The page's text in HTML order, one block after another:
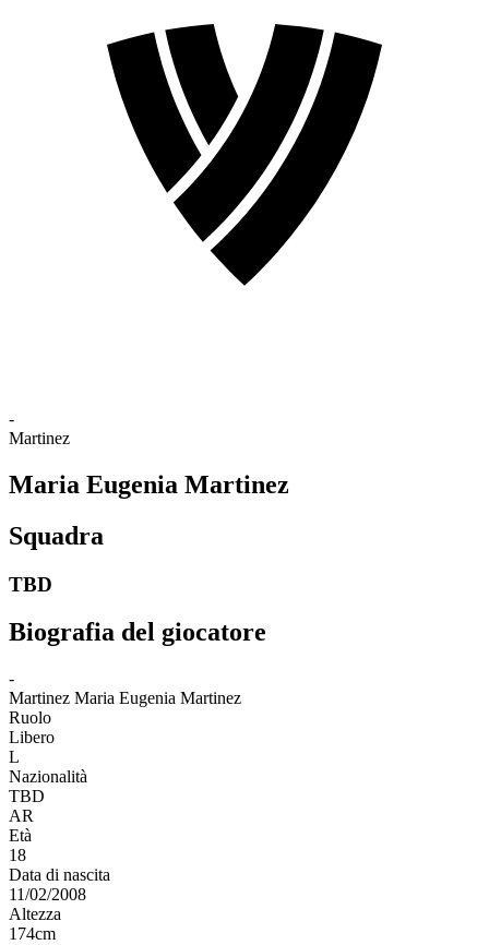
-
Martinez
Maria Eugenia Martinez
Squadra
TBD
Biografia del giocatore
-
Martinez Maria Eugenia Martinez
Ruolo
Libero
L
Nazionalità
TBD
AR
Età
18
Data di nascita
11/02/2008
Altezza
174cm